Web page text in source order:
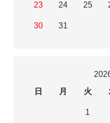
23 24 25
30 31
日
月 火
1